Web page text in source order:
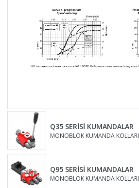
Q35 SERİSİ KUMANDALAR
MONOBLOK KUMANDA KOLLARI
Q95 SERİSİ KUMANDALAR
MONOBLOK KUMANDA KOLLARI